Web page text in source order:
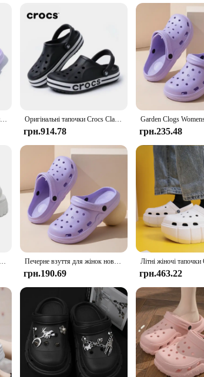
looking for comfortable, durable footwear for their
feet are comfortable all day long. The iconic
that can be worn in various settings. Its non-slip soles
allows for a customizable fit, ensuring that the clogs
choice for busy parents who value convenience.
uniform or for casual wear, the Crocs Kids Clog
but also stylish. The classic Crocs design is sure to be a
for parents looking to stock up on comfortable, durable
Жіночі сабо Літні жіночі босоніжки Товстий низ Домашні гірки М'який EVA Сухі танкетки Платформа Садове взуття Пляжні сандалі Домашні тапочки Оригінальні тапочки Crocs Classic Series Водонепроникні сандалі Літні пляжні повсякденні сандалі Нековзкі дихаючі тапочки
грн.914.78 грн.235.48
Нові жіночі босоніжки на платформі 2024, модні аплікації, босоніжки на м’якій підошві, жіночі закриті носки, товстий низ, літні пляжні гірки Печерне взуття для жінок новий літній домашній декор EVA протиковзкий пляж носіння на відкритому повітрі сандалі жіноче садове взуття
грн.190.69 грн.463.22